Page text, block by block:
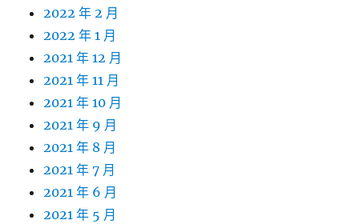
2022 年 2 月
2022 年 1 月
2021 年 12 月
2021 年 11 月
2021 年 10 月
2021 年 9 月
2021 年 8 月
2021 年 7 月
2021 年 6 月
2021 年 5 月